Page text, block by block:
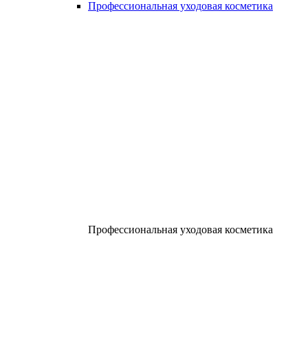
Профессиональная уходовая косметика
Профессиональная уходовая косметика